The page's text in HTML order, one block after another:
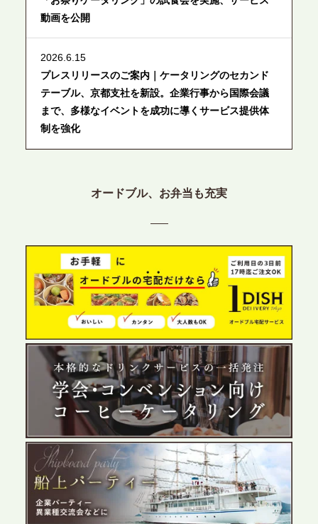
動画を公開
2026.6.15
プレスリリースのご案内｜ケータリングのセカンド
テーブル、京都支社を新設。企業行事から国際会議
まで、多様なイベントを成功に導くサービス提供体
制を強化
プレスリリースのご案内｜ケータリングのセカンド
目の展開で、拡大する出張パーティー・ケータリン
2026.6.4
プレスリリースのご案内｜夏の社内親睦が、配属後
の離職防止に。オフィスや会議室で縁日気分を味わ
う「お祭りケータリング」の提供を開始
2026.5.29
プレスリリースのご案内｜ケータリングのセカンド
テーブル、群馬前橋支社を設立。再開発やオフィス
展開が進む前橋エリアの企業ニーズに応え、高品質
なサービスで各種イベント・懇親会をサポート
2026.5.27
プレスリリースのご案内｜ケータリングのセカンド
テーブル、千葉本社を新設。幕張・舞浜の大型イベ
オードブル、お弁当も充実